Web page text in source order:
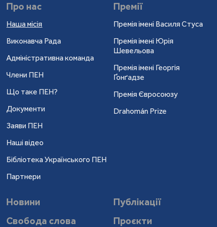
Про нас
Наша місія
Виконавча Рада
Адміністративна команда
Члени ПЕН
Що таке ПЕН?
Документи
Заяви ПЕН
Наші відео
Бібліотека Українського ПЕН
Партнери
Премії
Премія імені Василя Стуса
Премія імені Юрія
Шевельова
Премія імені Георгія
Ґонґадзе
Премія Євросоюзу
Drahomán Prize
Новини
Публікації
Свобода слова
Проєкти